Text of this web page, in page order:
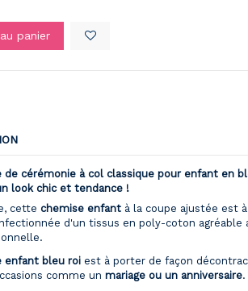
panier
de cérémonie à col classique pour enfant en
look chic et tendance !
cette chemise enfant à la coupe ajustée est
d'un tissus en poly-coton agréable
enfant bleu roi est à porter de façon
comme un mariage ou un anniversaire.